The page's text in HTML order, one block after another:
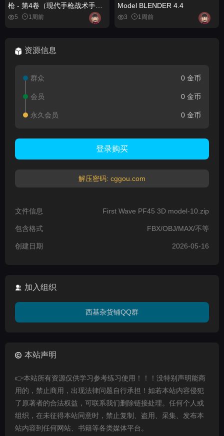
枪 - 第4卷（现代手枪战术手
枪） (5) FPS 4K Custom
Modern Handguns - VOL.4 (
Pistols )
5 1周前
Model BLENDER 4.4
3 1周前
资源信息
群众 0 金币
会员 0 金币
永久会员 0 金币
登录购买
解压密码: cggou.com
文件信息 First Wave PF45 3D model-10.zip
包含格式 FBX/OBJ/MAX/不等
创建日期 2026-05-16
加入组织
西基杂货铺QQ群
本站声明
👉本站所有资源仅供学习参考练习使用！！！没特别声明能商
用的，禁止商用，出现法律问题自行承担！如若本站内容侵犯
了原著者的合法权益，可联系我们删除链接处理。任何个人或
组织，在未征得本站同意时，禁止复制、盗用、采集、发布本
站内容到任何网站、书籍等各类媒体平台。